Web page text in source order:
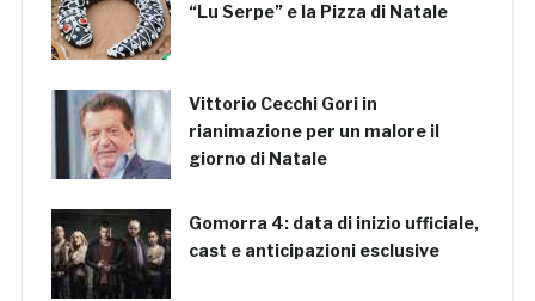
“Lu Serpe” e la Pizza di Natale
Vittorio Cecchi Gori in
rianimazione per un malore il
giorno di Natale
Gomorra 4: data di inizio ufficiale,
cast e anticipazioni esclusive